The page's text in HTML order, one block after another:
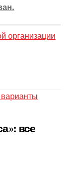
организации
все